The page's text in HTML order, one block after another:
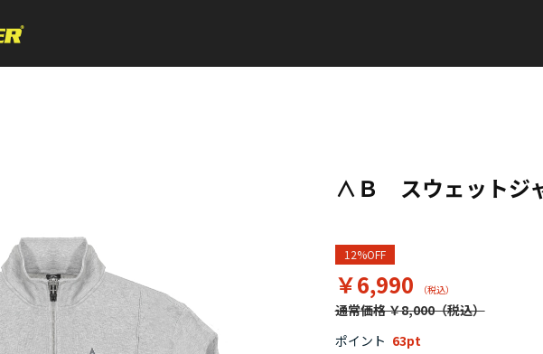
∧Ｂ スウェットジ
12%OFF
￥6,990
通常価格 ￥8,000
ポイント 63